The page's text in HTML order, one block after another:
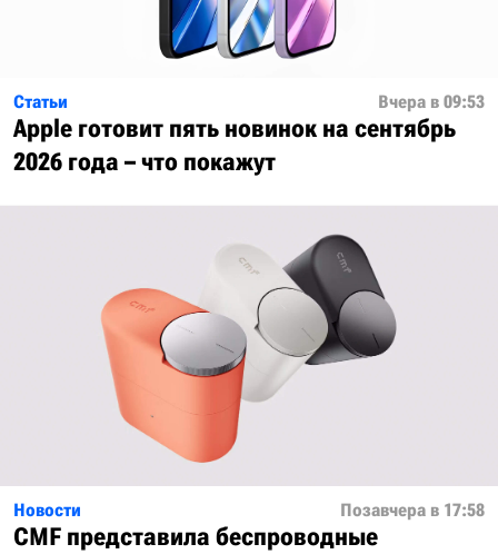
Статьи Вчера в 09:53
Apple готовит пять новинок на сентябрь
2026 года – что покажут
Новости Позавчера в 17:58
CMF представила беспроводные